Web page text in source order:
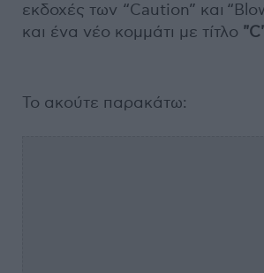
εκδοχές των “Caution” και
και ένα νέο κομμάτι με τίτλο
Το ακούτε παρακάτω: